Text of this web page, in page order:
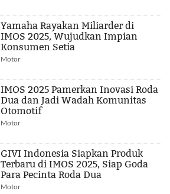
Yamaha Rayakan Miliarder di
IMOS 2025, Wujudkan Impian
Konsumen Setia
Motor
IMOS 2025 Pamerkan Inovasi Roda
Dua dan Jadi Wadah Komunitas
Otomotif
Motor
GIVI Indonesia Siapkan Produk
Terbaru di IMOS 2025, Siap Goda
Para Pecinta Roda Dua
Motor